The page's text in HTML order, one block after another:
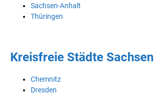
Sachsen-Anhalt
Thüringen
Kreisfreie Städte Sachsen
Chemnitz
Dresden